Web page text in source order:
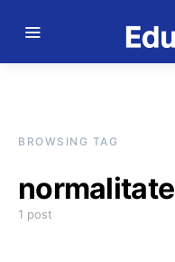
BROWSING TAG
normalitate
1 post